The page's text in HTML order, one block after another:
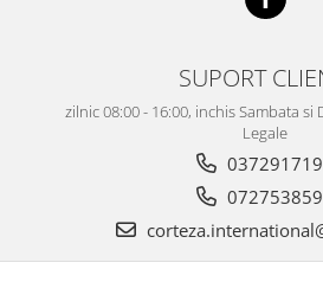
SUPORT
zilnic 08:00 - 16:00, inchis Sambata
Legale